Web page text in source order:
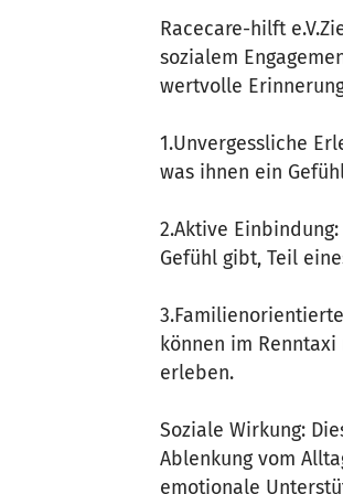
Racecare-hilft
sozialem
wertvolle
1.Unvergessliche
was ihnen ein
2.Aktive
Gefühl gibt, Teil
können im
erleben.
Soziale Wirkung:
Ablenkung vom
emotionale